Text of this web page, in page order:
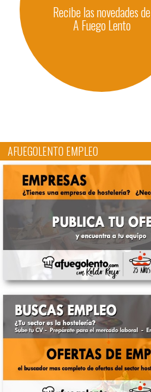
Recibe las novedades de
A Fuego Lento
AFUEGOLENTO EMPLEO